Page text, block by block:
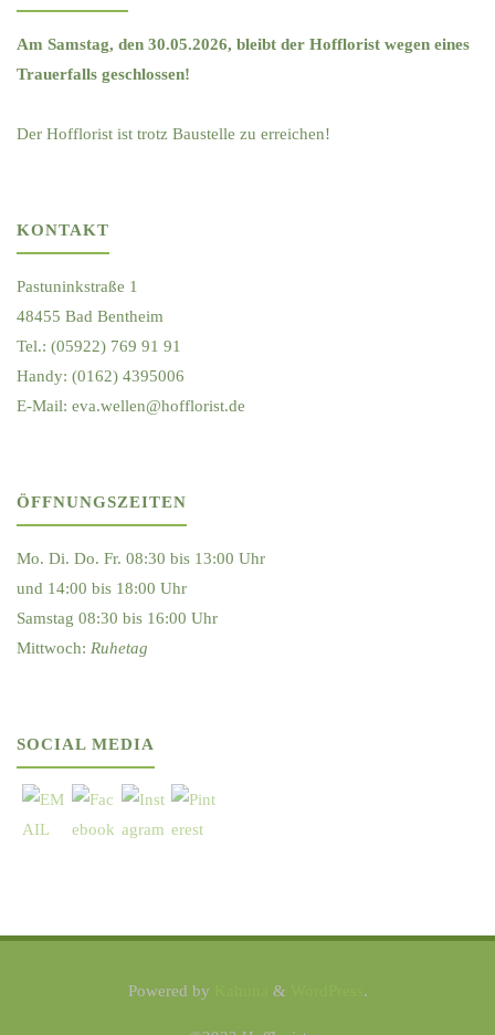
Am Samstag, den 30.05.2026, bleibt der Hofflorist wegen eines
Trauerfalls geschlossen!
Der Hofflorist ist trotz Baustelle zu erreichen!
KONTAKT
Pastuninkstraße 1
48455 Bad Bentheim
Tel.: (05922) 769 91 91
Handy: (0162) 4395006
E-Mail: eva.wellen@hofflorist.de
ÖFFNUNGSZEITEN
Mo. Di. Do. Fr. 08:30 bis 13:00 Uhr
und 14:00 bis 18:00 Uhr
Samstag 08:30 bis 16:00 Uhr
Mittwoch: Ruhetag
SOCIAL MEDIA
Powered by & .